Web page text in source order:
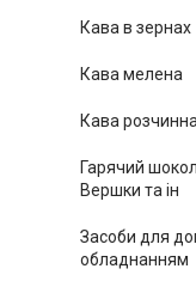
Кава в зернах
Кава мелена
Кава розчинна
Гарячий
Вершки та ін
Засоби для
обладнанням